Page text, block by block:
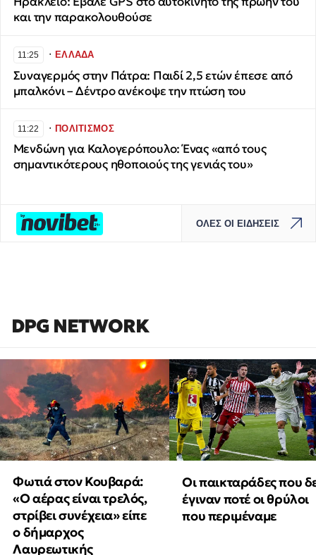
και την παρακολουθούσε
11:25 ∙ΕΛΛΑΔΑ
Συναγερμός στην Πάτρα: Παιδί 2,5 ετών έπεσε από
μπαλκόνι – Δέντρο ανέκοψε την πτώση του
11:22 ∙ΠΟΛΙΤΙΣΜΟΣ
Μενδώνη για Καλογερόπουλο: Ένας «από τους
σημαντικότερους ηθοποιούς της γενιάς του»
ΟΛΕΣ ΟΙ ΕΙΔΗΣΕΙΣ
DPG NETWORK
Φωτιά στον Κουβαρά:
«Ο αέρας είναι τρελός,
στρίβει συνέχεια» είπε
ο δήμαρχος
Λαυρεωτικής
Οι παικταράδες που
έγιναν ποτέ οι θρύλοι
που περιμέναμε